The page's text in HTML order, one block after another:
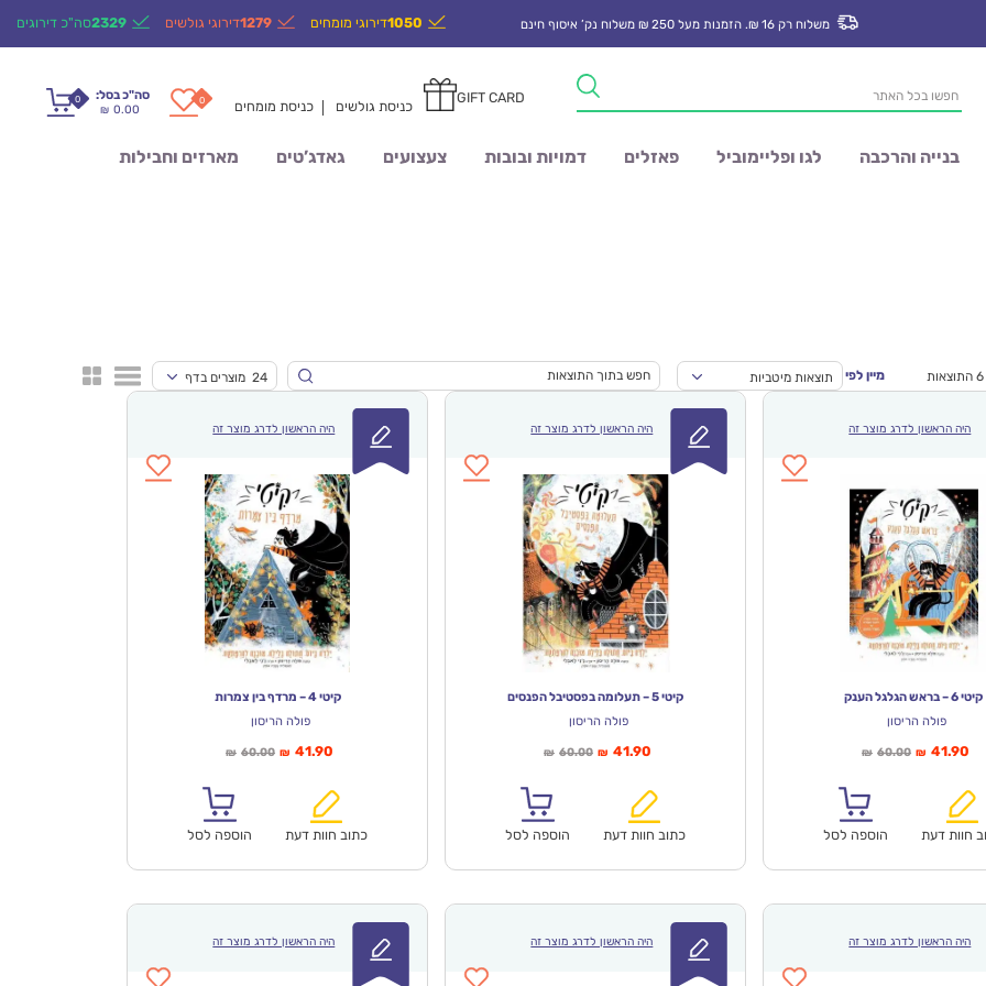
משלוח רק 16 ₪. הזמנות מעל 250 ₪ משלוח נק’ איסוף חינם 1050דירוגי מומחים 1279דירוגי גולשים 2329סה"כ דירוגים
Products
search
GIFT CARD כניסת גולשים כניסת מומחים 0
0 סה"כ בסל:
₪ 0.00
בנייה והרכבה לגו ופליימוביל פאזלים דמויות ובובות צעצועים גאדג’טים מארזים וחבילות
מיין לפי תוצאות מיטביות 24 מוצרים בדף
היה הראשון לדרג מוצר זה
קיטי 6 – בראש הגלגל הענק
פולה הריסון
₪ 60.00המחיר
₪60.00.
₪ 41.90
הוא:
חוות דעת
הוספה לסל
היה הראשון לדרג מוצר זה
קיטי 5 – תעלומה בפסטיבל הפנסים
פולה הריסון
₪ 60.00המחיר
₪60.00.
₪ 41.90
הוא:
כתוב חוות דעת
הוספה לסל
היה הראשון לדרג מוצר זה
קיטי 4 – מרדף בין צמרות
פולה הריסון
₪ 60.00המחיר
₪60.00.
₪ 41.90
הוא:
כתוב חוות דעת
הוספה לסל
היה הראשון לדרג מוצר זה היה הראשון לדרג מוצר זה היה הראשון לדרג מוצר זה